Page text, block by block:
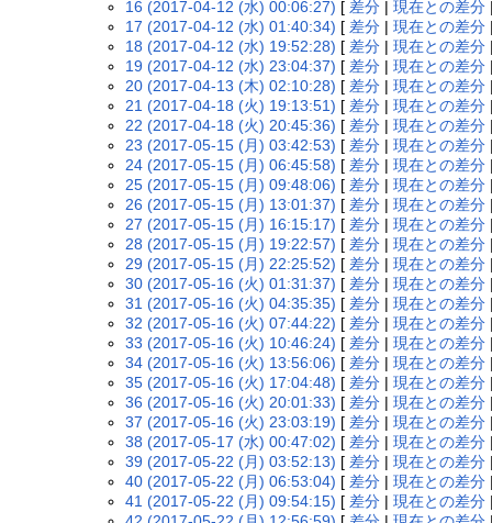
16 (2017-04-12 (水) 00:06:27) [ 差分 |現在との差分 |
17 (2017-04-12 (水) 01:40:34) [ 差分 |現在との差分 |
18 (2017-04-12 (水) 19:52:28) [ 差分 |現在との差分 |
19 (2017-04-12 (水) 23:04:37) [ 差分 |現在との差分 |
20 (2017-04-13 (木) 02:10:28) [ 差分 |現在との差分 |
21 (2017-04-18 (火) 19:13:51) [ 差分 |現在との差分 |
22 (2017-04-18 (火) 20:45:36) [ 差分 |現在との差分 |
23 (2017-05-15 (月) 03:42:53) [ 差分 |現在との差分 |
24 (2017-05-15 (月) 06:45:58) [ 差分 |現在との差分 |
25 (2017-05-15 (月) 09:48:06) [ 差分 |現在との差分 |
26 (2017-05-15 (月) 13:01:37) [ 差分 |現在との差分 |
27 (2017-05-15 (月) 16:15:17) [ 差分 |現在との差分 |
28 (2017-05-15 (月) 19:22:57) [ 差分 |現在との差分 |
29 (2017-05-15 (月) 22:25:52) [ 差分 |現在との差分 |
30 (2017-05-16 (火) 01:31:37) [ 差分 |現在との差分 |
31 (2017-05-16 (火) 04:35:35) [ 差分 |現在との差分 |
32 (2017-05-16 (火) 07:44:22) [ 差分 |現在との差分 |
33 (2017-05-16 (火) 10:46:24) [ 差分 |現在との差分 |
34 (2017-05-16 (火) 13:56:06) [ 差分 |現在との差分 |
35 (2017-05-16 (火) 17:04:48) [ 差分 |現在との差分 |
36 (2017-05-16 (火) 20:01:33) [ 差分 |現在との差分 |
37 (2017-05-16 (火) 23:03:19) [ 差分 |現在との差分 |
38 (2017-05-17 (水) 00:47:02) [ 差分 |現在との差分 |
39 (2017-05-22 (月) 03:52:13) [ 差分 |現在との差分 |
40 (2017-05-22 (月) 06:53:04) [ 差分 |現在との差分 |
41 (2017-05-22 (月) 09:54:15) [ 差分 |現在との差分 |